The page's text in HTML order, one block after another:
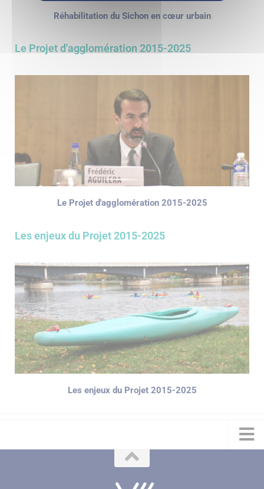
Réhabilitation du Sichon en cœur urbain
Le Projet d'agglomération 2015-2025
Le Projet d'agglomération 2015-2025
Les enjeux du Projet 2015-2025
Les enjeux du Projet 2015-2025